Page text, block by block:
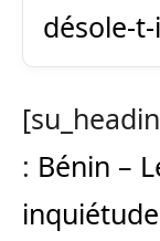
désole-t-
: Bénin –